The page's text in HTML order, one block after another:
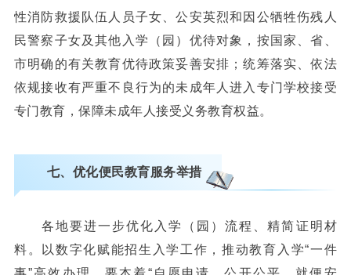
性消防救援队伍人员子女、公安英烈和因公牺牲伤残人
民警察子女及其他入学（园）优待对象，按国家、省、
市明确的有关教育优待政策妥善安排；统筹落实、依法
依规接收有严重不良行为的未成年人进入专门学校接受
专门教育，保障未成年人接受义务教育权益。
七、优化便民教育服务举措
各地要进一步优化入学（园）流程、精简证明材
料。以数字化赋能招生入学工作，推动教育入学“一件